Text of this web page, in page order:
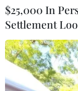
$25,000 In
Settlement